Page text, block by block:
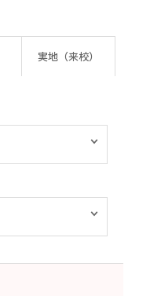
実地（来校）